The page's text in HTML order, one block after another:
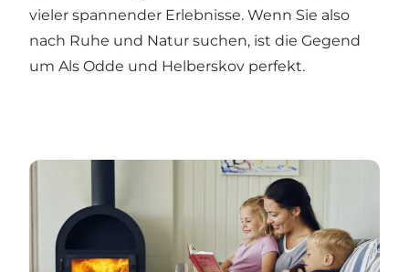
vieler spannender Erlebnisse. Wenn Sie also
nach Ruhe und Natur suchen, ist die Gegend
um Als Odde und Helberskov perfekt.